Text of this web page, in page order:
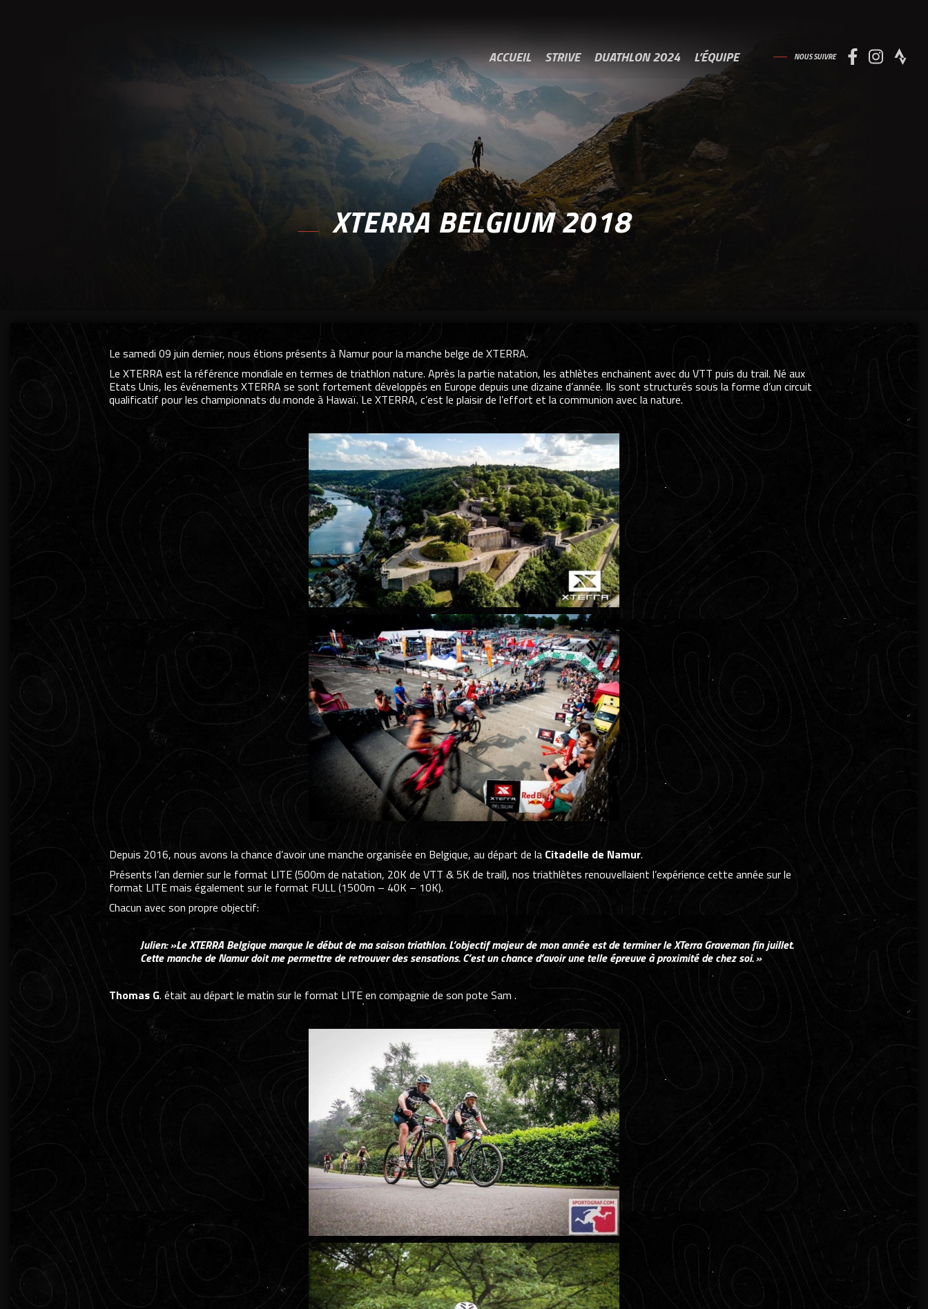
ACCUEIL STRIVE DUATHLON 2024 L’ÉQUIPE NOUS SUIVRE
XTERRA BELGIUM 2018
Le samedi 09 juin dernier, nous étions présents à Namur pour la manche belge de XTERRA.
Le XTERRA est la référence mondiale en termes de triathlon nature. Après la partie natation, les athlètes enchainent avec du VTT puis du trail. Né aux
Etats Unis, les événements XTERRA se sont fortement développés en Europe depuis une dizaine d’année. Ils sont structurés sous la forme d’un circuit
qualificatif pour les championnats du monde à Hawaï. Le XTERRA, c’est le plaisir de l’effort et la communion avec la nature.
Depuis 2016, nous avons la chance d’avoir une manche organisée en Belgique, au départ de la Citadelle de Namur.
Présents l’an dernier sur le format LITE (500m de natation, 20K de VTT & 5K de trail), nos triathlètes renouvellaient l’expérience cette année sur le
format LITE mais également sur le format FULL (1500m – 40K – 10K).
Chacun avec son propre objectif:
Julien: »Le XTERRA Belgique marque le début de ma saison triathlon. L’objectif majeur de mon année est de terminer le XTerra Graveman fin juillet.
Cette manche de Namur doit me permettre de retrouver des sensations. C’est un chance d’avoir une telle épreuve à proximité de chez soi. »
Thomas G. était au départ le matin sur le format LITE en compagnie de son pote Sam .